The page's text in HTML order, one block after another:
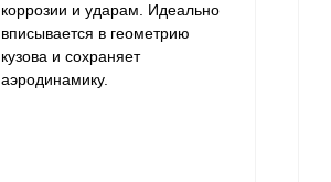
коррозии и ударам. Идеально
вписывается в геометрию
кузова и сохраняет
аэродинамику.